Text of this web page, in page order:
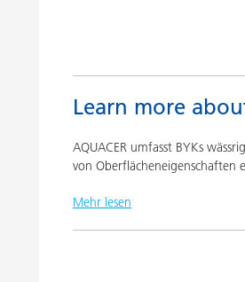
Learn more
AQUACER umfasst BYKs
von Oberflächeneigenschaften
Mehr lesen